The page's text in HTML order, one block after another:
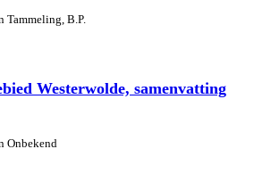
Tammeling, B.P.
Westerwolde, samenvatting
Onbekend